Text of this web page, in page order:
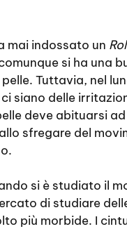
mai indossato un
si ha una
Tuttavia, nel
siano delle
deve abituarsi
sfregare del
si è studiato il
di studiare
più morbide. I